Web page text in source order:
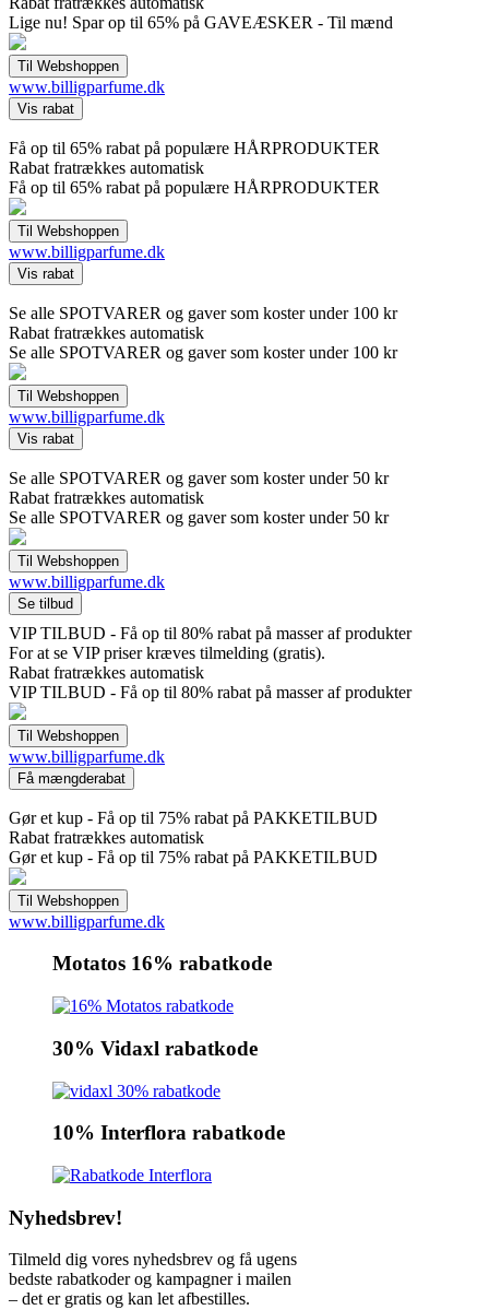
Lige nu! Spar op til 65% på GAVEÆSKER - Til mænd
www.billigparfume.dk
Få op til 65% rabat på populære HÅRPRODUKTER
Rabat fratrækkes automatisk
Få op til 65% rabat på populære HÅRPRODUKTER
www.billigparfume.dk
Se alle SPOTVARER og gaver som koster under 100 kr
Rabat fratrækkes automatisk
Se alle SPOTVARER og gaver som koster under 100 kr
www.billigparfume.dk
Se alle SPOTVARER og gaver som koster under 50 kr
Rabat fratrækkes automatisk
Se alle SPOTVARER og gaver som koster under 50 kr
www.billigparfume.dk
VIP TILBUD - Få op til 80% rabat på masser af produkter
For at se VIP priser kræves tilmelding (gratis).
Rabat fratrækkes automatisk
VIP TILBUD - Få op til 80% rabat på masser af produkter
www.billigparfume.dk
Gør et kup - Få op til 75% rabat på PAKKETILBUD
Rabat fratrækkes automatisk
Gør et kup - Få op til 75% rabat på PAKKETILBUD
www.billigparfume.dk
Motatos 16% rabatkode
30% Vidaxl rabatkode
10% Interflora rabatkode
Nyhedsbrev!
Tilmeld dig vores nyhedsbrev og få ugens
bedste rabatkoder og kampagner i mailen
– det er gratis og kan let afbestilles.